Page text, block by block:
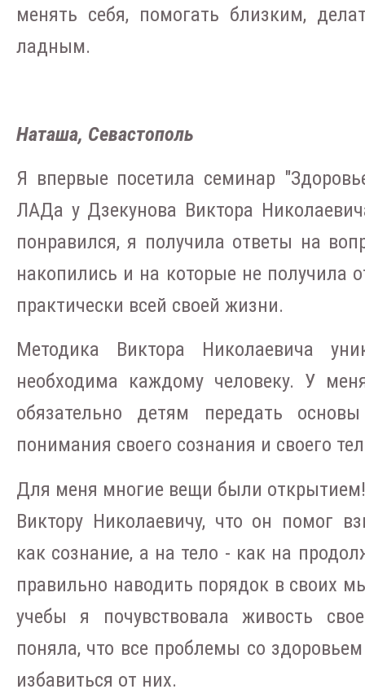
менять себя, помогать близким,
ладным.
Наташа, Севастополь
Я впервые посетила семинар
ЛАДа у Дзекунова Виктора
понравился, я получила ответы на
накопились и на которые не получила
практически всей своей жизни.
Методика Виктора Николаевича
необходима каждому человеку. У
обязательно детям передать
понимания своего сознания и своего
Для меня многие вещи были
Виктору Николаевичу, что он помог
как сознание, а на тело - как на
правильно наводить порядок в своих
учебы я почувствовала живость
поняла, что все проблемы со
избавиться от них.